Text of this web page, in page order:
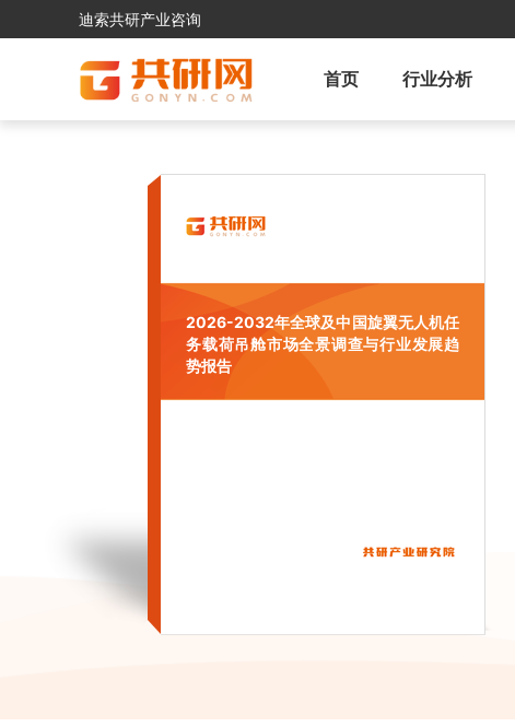
迪索共研产业咨询
首页 行业分析
2026-2032年全球及中国旋翼无人机任
务载荷吊舱市场全景调查与行业发展趋
势报告